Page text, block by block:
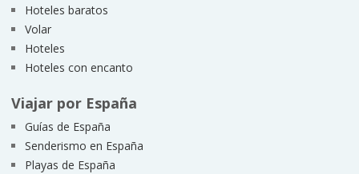
Hoteles baratos
Volar
Hoteles
Hoteles con encanto
Viajar por España
Guías de España
Senderismo en España
Playas de España